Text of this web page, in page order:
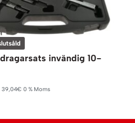
invändig 10-
39,04€ 0 % Moms